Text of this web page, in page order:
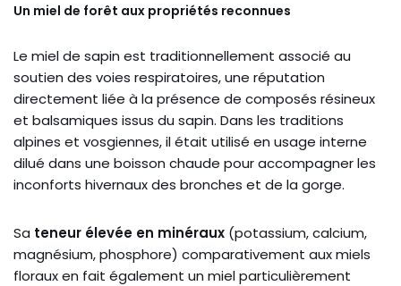
Un miel de forêt aux propriétés reconnues
Le miel de sapin est traditionnellement associé au
soutien des voies respiratoires, une réputation
directement liée à la présence de composés résineux
et balsamiques issus du sapin. Dans les traditions
alpines et vosgiennes, il était utilisé en usage interne
dilué dans une boisson chaude pour accompagner les
inconforts hivernaux des bronches et de la gorge.
Sa teneur élevée en minéraux (potassium, calcium,
magnésium, phosphore) comparativement aux miels
floraux en fait également un miel particulièrement